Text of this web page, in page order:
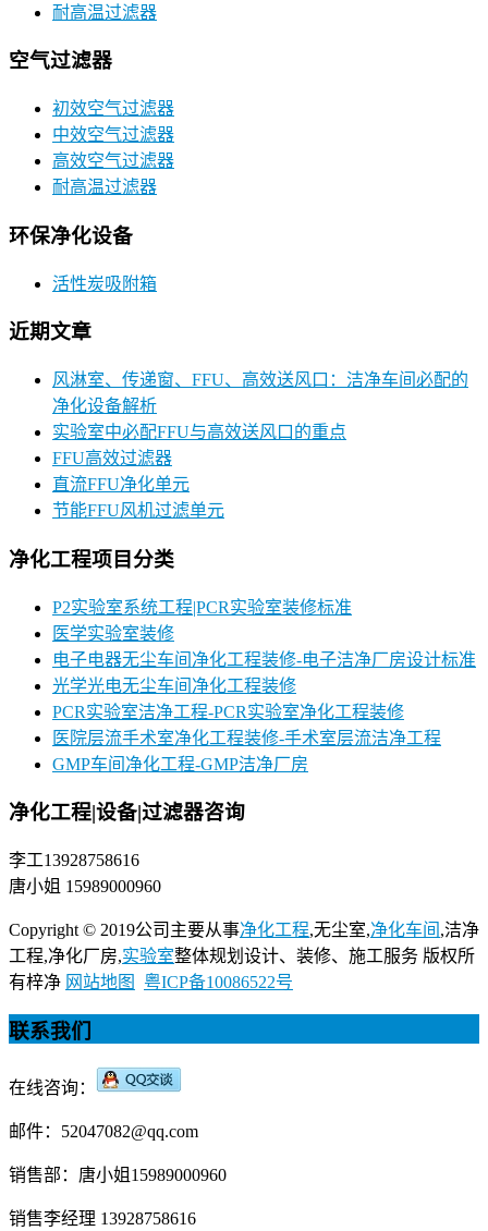
耐高温过滤器
空气过滤器
初效空气过滤器
中效空气过滤器
高效空气过滤器
耐高温过滤器
环保净化设备
活性炭吸附箱
近期文章
风淋室、传递窗、FFU、高效送风口：洁净车间必配的
净化设备解析
实验室中必配FFU与高效送风口的重点
FFU高效过滤器
直流FFU净化单元
节能FFU风机过滤单元
净化工程项目分类
P2实验室系统工程|PCR实验室装修标准
医学实验室装修
电子电器无尘车间净化工程装修-电子洁净厂房设计标准
光学光电无尘车间净化工程装修
PCR实验室洁净工程-PCR实验室净化工程装修
医院层流手术室净化工程装修-手术室层流洁净工程
GMP车间净化工程-GMP洁净厂房
净化工程|设备|过滤器咨询
李工13928758616
唐小姐 15989000960
Copyright © 2019公司主要从事净化工程,无尘室,净化车间 ,洁净
工程,净化厂房,实验室整体规划设计、装修、施工服务 版权所
有梓净 网站地图 粤ICP备10086522号
联系我们
在线咨询：
邮件：52047082@qq.com
销售部：唐小姐15989000960
销售李经理 13928758616